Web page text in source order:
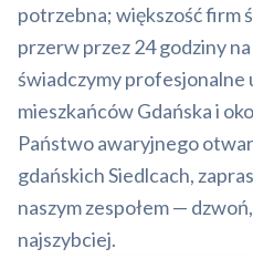
potrzebna; większość firm
przerw przez 24 godziny
świadczymy profesjonalne
mieszkańców Gdańska i
Państwo awaryjnego
gdańskich Siedlcach,
naszym zespołem —
najszybciej.